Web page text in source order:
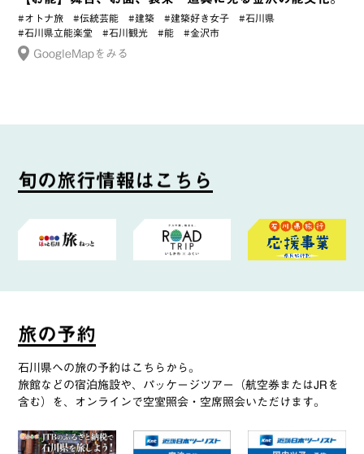
#オトナ旅 #伝統芸能 #建築 #建築好き女子
#石川県
#石川県立能楽堂
#石川観光 #能 #金沢市
GoogleMapをみる
旬の旅行情報は こ ち ら
旅の予約
石川県への旅の予約はこちらから。
旅館などの宿泊施設や、パッケージツアー（航空券またはJRを
含む）を、オンラインで空室照会・空席照会いただけます。